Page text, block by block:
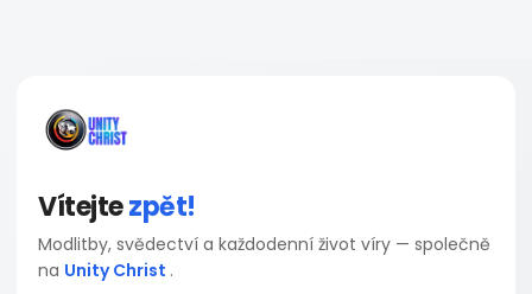
Vítejtezpět!
Modlitby, svědectví a každodenní život víry — společně
na Unity Christ .